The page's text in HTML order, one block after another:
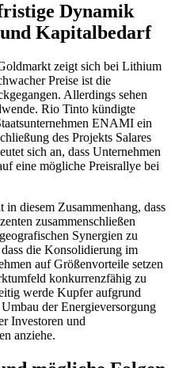
Dynamik
Kapitalbedarf
zeigt sich bei Lithium
Preise ist die
Allerdings sehen
Rio Tinto kündigte
ENAMI ein
des Projekts Salares
sich an, dass Unternehmen
eine mögliche Preisrallye bei
diesem Zusammenhang, dass
zusammenschließen
Synergien zu
die Konsolidierung im
auf Größenvorteile setzen
konkurrenzfähig zu
werde Kupfer aufgrund
der Energieversorgung
Investoren und
anziehe.